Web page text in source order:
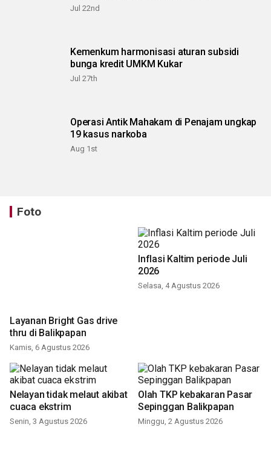
Jul 22nd
Kemenkum harmonisasi aturan subsidi
bunga kredit UMKM Kukar
Jul 27th
Operasi Antik Mahakam di Penajam ungkap
19 kasus narkoba
Aug 1st
Foto
Layanan Bright Gas drive
thru di Balikpapan
Kamis, 6 Agustus 2026
Inflasi Kaltim periode Juli
2026
Selasa, 4 Agustus 2026
Nelayan tidak melaut akibat
cuaca ekstrim
Senin, 3 Agustus 2026
Olah TKP kebakaran Pasar
Sepinggan Balikpapan
Minggu, 2 Agustus 2026